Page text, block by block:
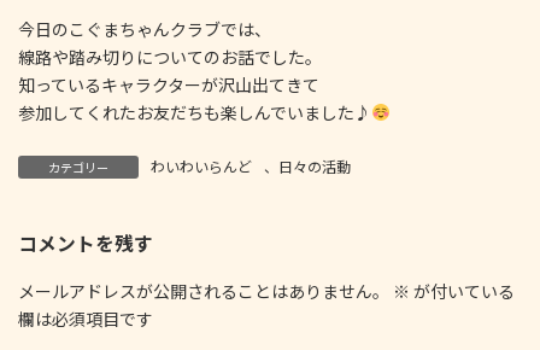
今日のこぐまちゃんクラブでは、
線路や踏み切りについてのお話でした。
知っているキャラクターが沢山出てきて
参加してくれたお友だちも楽しんでいました♪
カテゴリー わいわいらんど 、 日々の活動
コメントを残す
メールアドレスが公開されることはありません。 ※ が付いている
欄は必須項目です